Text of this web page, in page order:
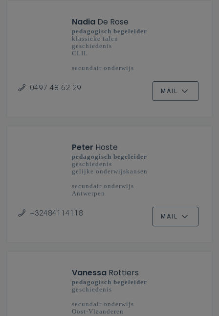
Nadia De Rose
pedagogisch begeleider
klassieke talen
geschiedenis
CLIL
secundair onderwijs
0497 48 62 29 MAIL
Peter Hoste
pedagogisch begeleider
geschiedenis
gelijke onderwijskansen
secundair onderwijs
Antwerpen
+32484114118 MAIL
Vanessa Rottiers
pedagogisch begeleider
geschiedenis
secundair onderwijs
Oost-Vlaanderen